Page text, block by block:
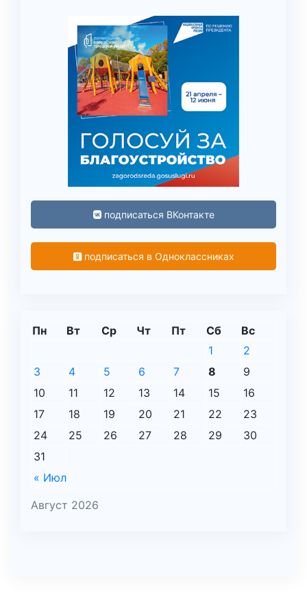
подписаться ВКонтакте
подписаться в Одноклассниках
Август 2026
Пн Вт Ср Чт Пт Сб Вс
« Июл
1
2
3
4 5 6 7 8
9
10
11 12 13 14 15
16
17
18 19 20 21 22
23
24
25 26 27 28 29
30
31